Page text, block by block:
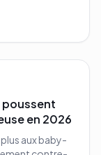
poussent
en 2026
aux baby-